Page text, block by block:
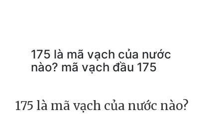
175 là mã vạch của nước
nào? mã vạch đầu 175
175 là mã vạch của nước nào?